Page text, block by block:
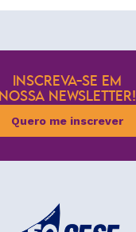
INSCREVA-SE EM
NOSSA NEWSLETTER!
Quero me inscrever